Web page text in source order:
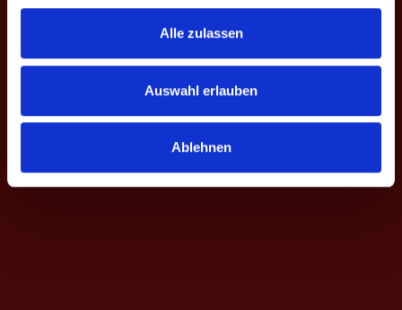
Alle zulassen
Auswahl erlauben
Ablehnen
Passwort: